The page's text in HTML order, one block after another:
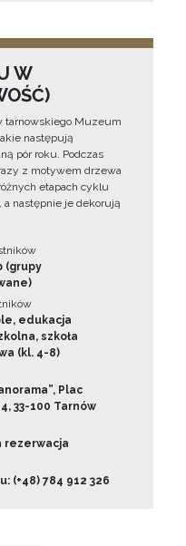
W
tarnowskiego Muzeum
następują
pór roku. Podczas
z motywem drzewa
etapach cyklu
następnie je dekorują
(grupy
edukacja
szkoła
(kl. 4-8)
Plac
33-100 Tarnów
rezerwacja
(+48) 784 912 326